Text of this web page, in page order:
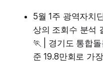
5월 1주 광역자치
상의 조회수 분석
🏃 | 경기도 통합
준 19.8만회로 가